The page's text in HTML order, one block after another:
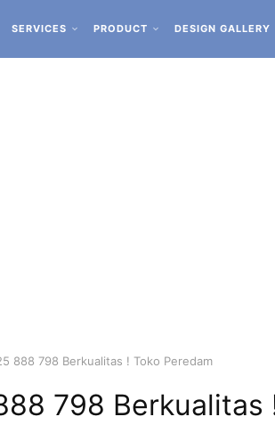
SERVICES PRODUCT DESIGN GALLERY
888 798 Berkualitas ! Toko Peredam
798 Berkualitas